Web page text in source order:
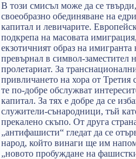
В този смисъл може да се
своеобразно обединяване на
капитал и левичарите.
подкрепа на масовата
екзотичният образ на имигранта
превърнал в символ-заместител
пролетариат. За
привличането на хора от Третия
те по-добре обслужват
капитал. За тях е добре да се
служители-сънародници, тъй
прекалено скъпо. От друга
„антифашисти“ гледат да се
народ, който винаги ще им
„новото пробуждане на